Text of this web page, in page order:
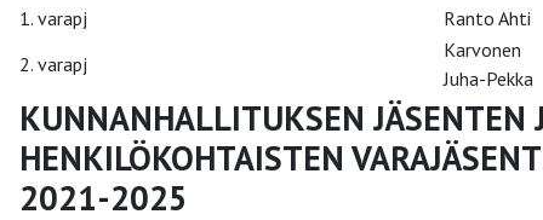
1. varapj
Ranto Ahti
2. varapj
Karvonen
Juha-Pekka
KUNNANHALLITUKSEN JÄSENTEN
HENKILÖKOHTAISTEN
2021-2025